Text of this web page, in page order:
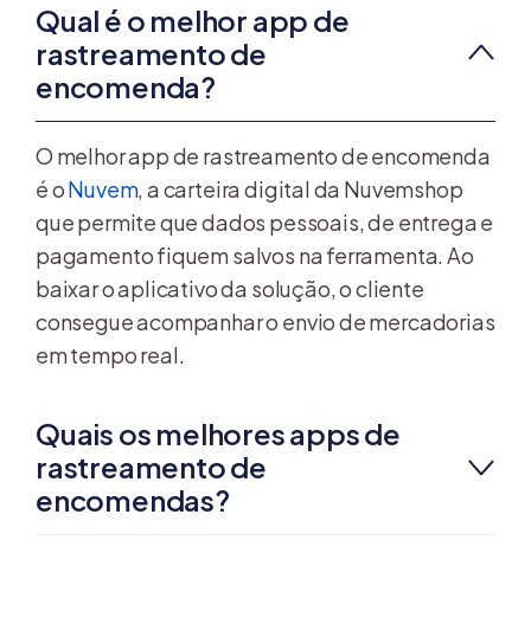
Qual é o melhor app de
rastreamento de
encomenda?
O melhor app de rastreamento de encomenda
é oNuvem, a carteira digital da Nuvemshop
que permite que dados pessoais, de entrega e
pagamento fiquem salvos na ferramenta. Ao
baixar o aplicativo da solução, o cliente
consegue acompanhar o envio de mercadorias
em tempo real.
Quais os melhores apps de
rastreamento de
encomendas?